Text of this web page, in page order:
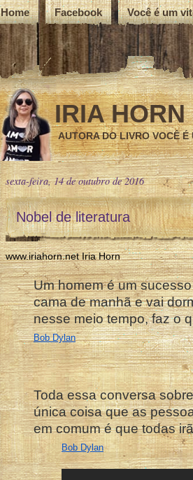
Home Facebook Você é um
IRIA HORN
AUTORA DO LIVRO VOCÊ É
sexta-feira, 14 de outubro de 2016
Nobel de literatura
www.iriahorn.net Iria Horn
Um homem é um
cama de manhã e vai
nesse meio tempo, faz o
Bob Dylan
Toda essa conversa
única coisa que as
em comum é que todas
Bob Dylan